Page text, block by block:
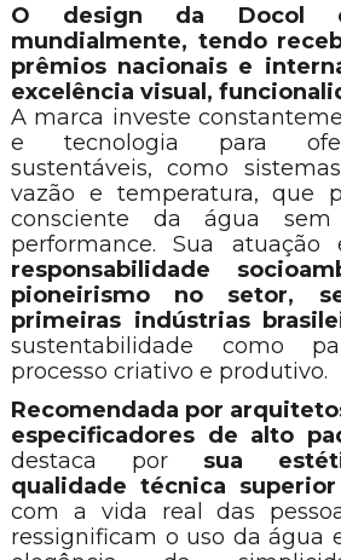
O design da Docol é
mundialmente, tendo
prêmios nacionais e
excelência visual,
A marca investe
e tecnologia para
sustentáveis, como
vazão e temperatura, que
consciente da água
performance. Sua
responsabilidade
pioneirismo no setor,
primeiras indústrias
sustentabilidade como
processo criativo e produtivo.
Recomendada por
especificadores de alto
destaca por sua
qualidade técnica superior
com a vida real das
ressignificam o uso da água